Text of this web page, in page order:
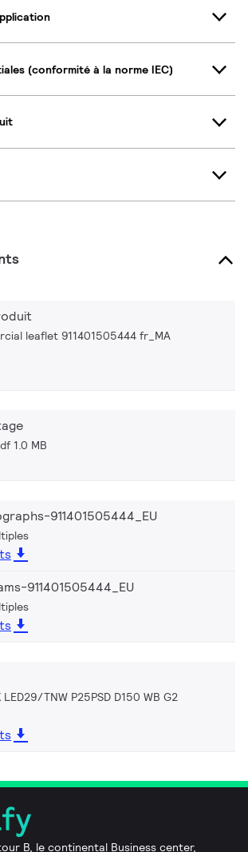
(conformité à la norme IEC)
leaflet 911401505444 fr_MA
1.0 MB
911401505444_EU
911401505444_EU
TNW P25PSD D150 WB G2
B, le continental Business center,